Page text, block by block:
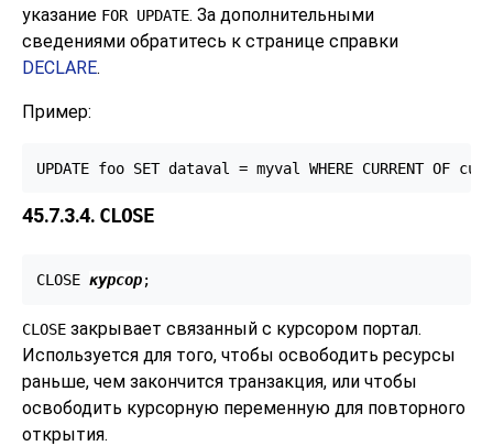
указание FOR UPDATE. За дополнительными
сведениями обратитесь к странице справки
DECLARE.
Пример:
UPDATE foo SET dataval = myval WHERE CURRENT OF
45.7.3.4. CLOSE
CLOSE курсор;
CLOSE закрывает связанный с курсором портал.
Используется для того, чтобы освободить ресурсы
раньше, чем закончится транзакция, или чтобы
освободить курсорную переменную для повторного
открытия.